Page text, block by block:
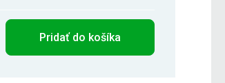
Pridať do košíka